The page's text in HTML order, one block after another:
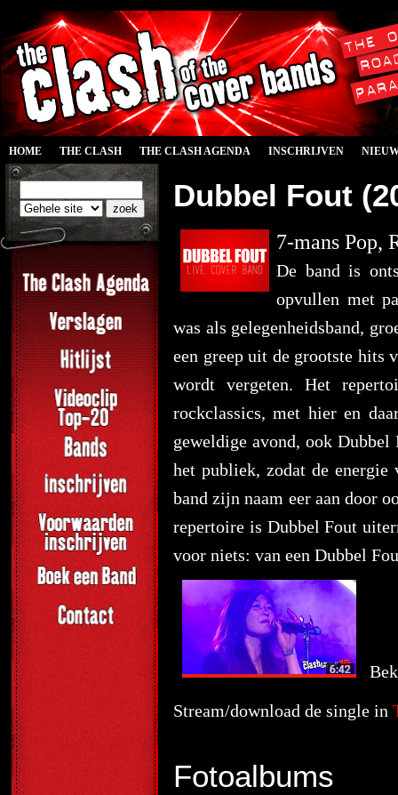
HOME THE CLASH THE CLASH AGENDA INSCHRIJVEN
Dubbel Fout
7-mans Pop,
De band is
opvullen met
was als gelegenheidsband,
een greep uit de grootste hits
wordt vergeten. Het
rockclassics, met hier en
geweldige avond, ook
het publiek, zodat de
band zijn naam eer aan door
repertoire is Dubbel Fout
voor niets: van een Dubbel
Stream/download de single in
Fotoalbums